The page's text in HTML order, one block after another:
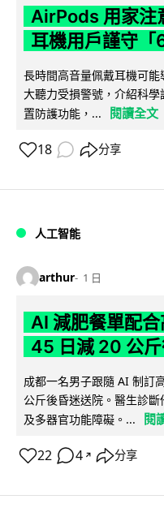
AirPods 用家注
耳機用戶謹守
長時間高音量佩戴耳機可
大聽力受損警號，介紹科
置防護功能，...
閱讀全文
18 分享
人工智能
arthur 1 日
AI 減肥餐單配
45 日減 20 公
成都一名男子跟隨 AI 制訂
公斤後昏迷送院。醫生診
及多器官功能障礙。...
閱
22 4 ↗ 分享